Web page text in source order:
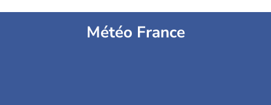
Météo France